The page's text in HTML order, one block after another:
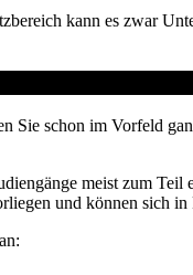
kann es zwar
Sie schon im Vorfeld
meist zum
und können sich in